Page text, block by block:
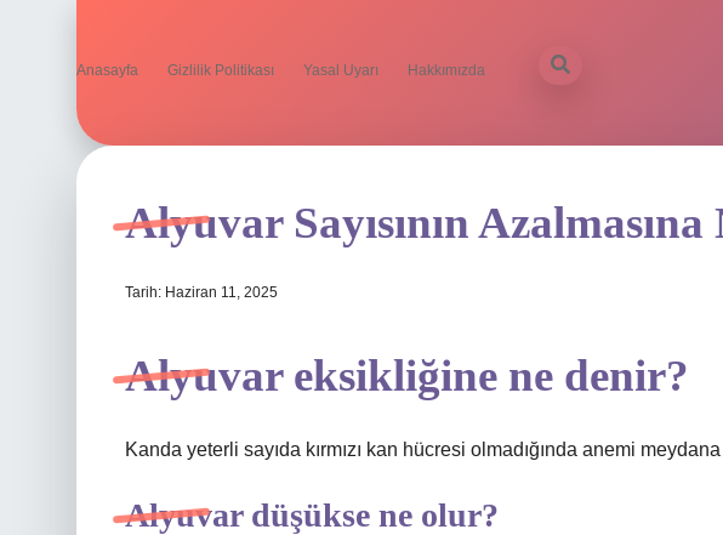
Anasayfa Gizlilik Politikası Yasal Uyarı Hakkımızda
Alyuvar Sayısının
Tarih: Haziran 11, 2025
Alyuvar eksikliğine ne denir?
Kanda yeterli sayıda kırmızı kan hücresi olmadığında anemi
Alyuvar düşükse ne olur?